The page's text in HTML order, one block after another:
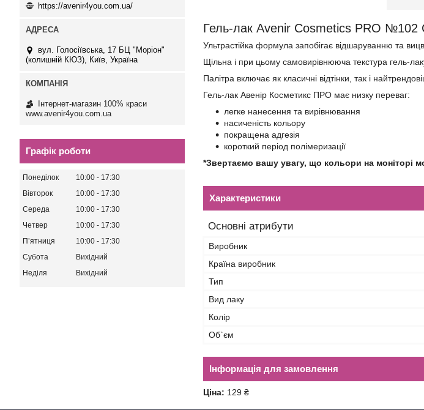
Гель-лак Avenir Cosmetics PRO №102
Ультрастійка формула запобігає відшаруванню та
Щільна і при цьому самовирівнююча текстура гель-
Палітра включає як класичні відтінки, так і
Гель-лак Авенір Косметикс ПРО має низку переваг:
легке нанесення та вирівнювання
насиченість кольору
покращена адгезія
короткий період полімеризації
*Звертаємо вашу увагу, що кольори на моніторі
Характеристики
Основні атрибути
Виробник
Країна виробник
Тип
Вид лаку
Колір
Об`єм
Інформація для замовлення
Ціна: 129 ₴
https://avenir4you.com.ua/
вул. Голосіївська, 17 БЦ "Моріон"
(колишній КЮЗ), Київ, Україна
Інтернет-магазин 100% краси
www.avenir4you.com.ua
Графік роботи
Понеділок 10:00
17:30
Вівторок
10:00
17:30
Середа
10:00
17:30
Четвер
10:00
17:30
Пʼятниця
10:00
17:30
Субота
Вихідний
Неділя
Вихідний